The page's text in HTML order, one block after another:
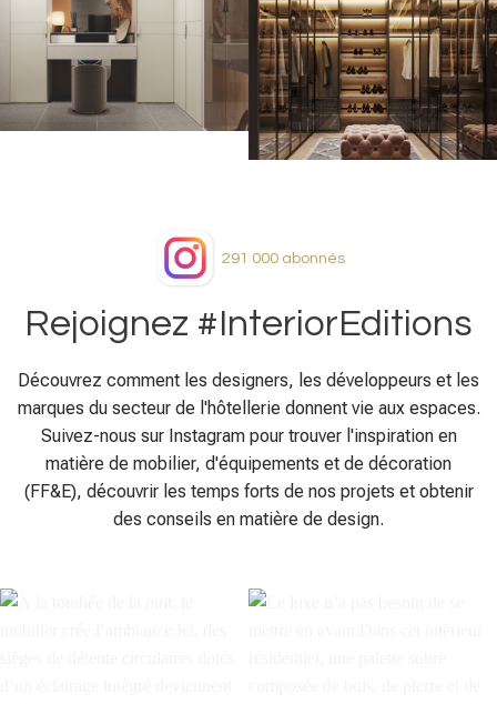
291 000abonnés
Rejoignez #InteriorEditions
Découvrez comment les designers, les développeurs et les
marques du secteur de l'hôtellerie donnent vie aux espaces.
Suivez-nous sur Instagram pour trouver l'inspiration en
matière de mobilier, d'équipements et de décoration
(FF&E), découvrir les temps forts de nos projets et obtenir
des conseils en matière de design.